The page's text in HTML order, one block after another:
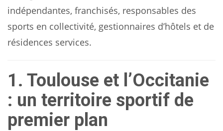
indépendantes, franchisés, responsables des
sports en collectivité, gestionnaires d’hôtels et de
résidences services.
1. Toulouse et l’Occitanie
: un territoire sportif de
premier plan